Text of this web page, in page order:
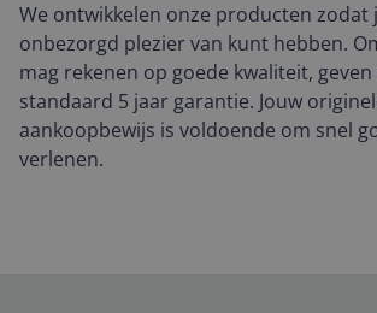
We ontwikkelen onze producten zodat
onbezorgd plezier van kunt hebben.
mag rekenen op goede kwaliteit, geven
standaard 5 jaar garantie. Jouw
aankoopbewijs is voldoende om snel
verlenen.